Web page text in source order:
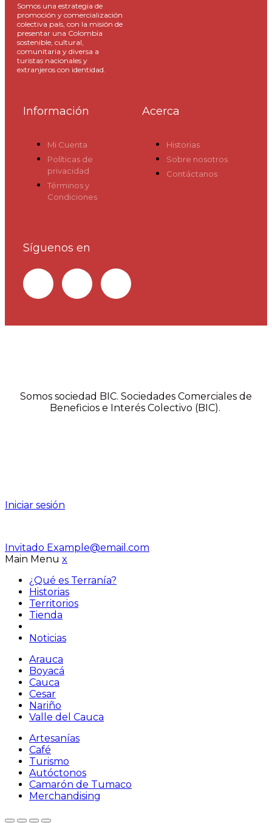
Somos una estrategia de
promoción y comercialización
colectiva país, con la misión de
presentar una Colombia
sostenible, cultural,
comunitaria y diversa a
turistas nacionales y
extranjeros con identidad.
Información
Mi Cuenta
Políticas de
privacidad
Términos y
Condiciones
Acerca
Historias
Sobre nosotros
Contáctanos
Síguenos en
Somos sociedad BIC. Sociedades Comerciales de
Beneficios e Interés Colectivo (BIC).
Iniciar sesión
Invitado Example@email.com
Main Menu x
¿Qué es Terranía?
Historias
Territorios
Tienda
Noticias
Arauca
Boyacá
Cauca
Cesar
Nariño
Valle del Cauca
Artesanías
Café
Turismo
Autóctonos
Camarón de Tumaco
Merchandising